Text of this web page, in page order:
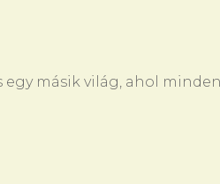
egy másik világ, ahol